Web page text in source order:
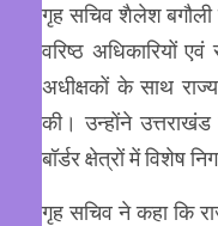
गृह सचिव शैलेश
वरिष्ठ अधिकारियों
अधीक्षकों के साथ
की। उन्होंने
बॉर्डर क्षेत्रों में विशेष
गृह सचिव ने कहा कि